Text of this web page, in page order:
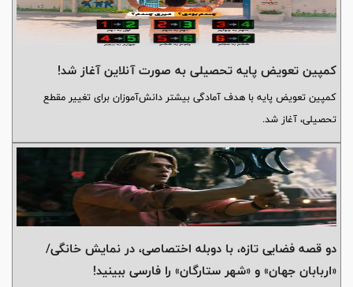
کمپین تعویض پایه تحصیلی به صورت آنلاین آغاز شد!
کمپین تعویض پایه با هدف آمادگی بیشتر دانش‌آموزان برای تغییر مقطع
تحصیلی، آغاز شد.
دو قصه فضایی تازه، با دوبله اختصاصی، در نمایش خانگی/
«اربابان جهان» و «شهر ستارگان» را فارسی ببینید!